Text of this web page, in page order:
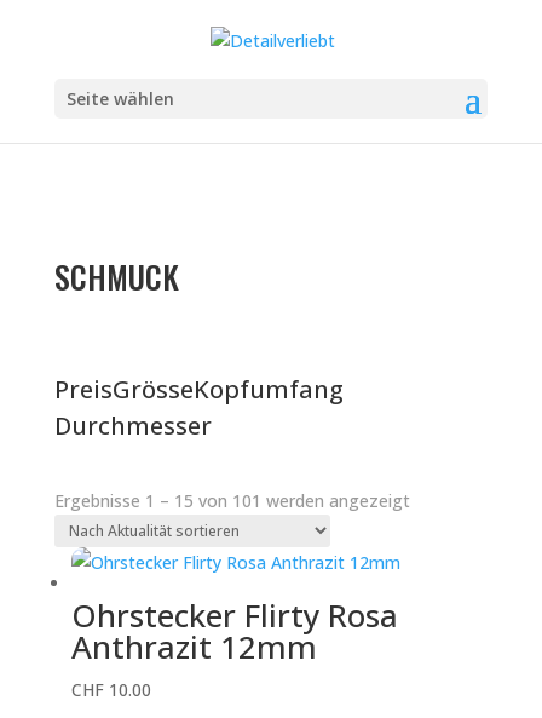
Seite wählen
SCHMUCK
PreisGrösseKopfumfang
Durchmesser
Ergebnisse 1 – 15 von 101 werden angezeigtNach
Ohrstecker Flirty Rosa
Anthrazit 12mm
CHF10.00